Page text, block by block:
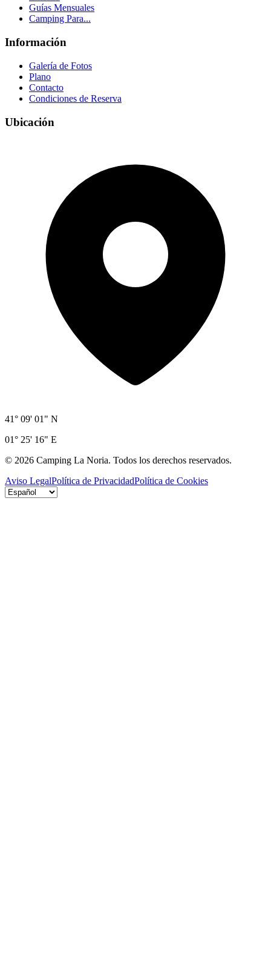
Guías Mensuales
Camping Para...
Información
Galería de Fotos
Plano
Contacto
Condiciones de Reserva
Ubicación
41° 09' 01" N
01° 25' 16" E
© 2026 Camping La Noria. Todos los derechos reservados.
Aviso LegalPolítica de PrivacidadPolítica de Cookies